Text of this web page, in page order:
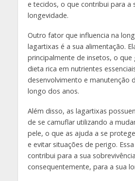
e tecidos, o que contribui para a
longevidade.
Outro fator que influencia na
lagartixas é a sua alimentação.
principalmente de insetos, o que
dieta rica em nutrientes
desenvolvimento e manutenção
longo dos anos.
Além disso, as lagartixas
de se camuflar utilizando a
pele, o que as ajuda a se
e evitar situações de perigo.
contribui para a sua
consequentemente, para a sua